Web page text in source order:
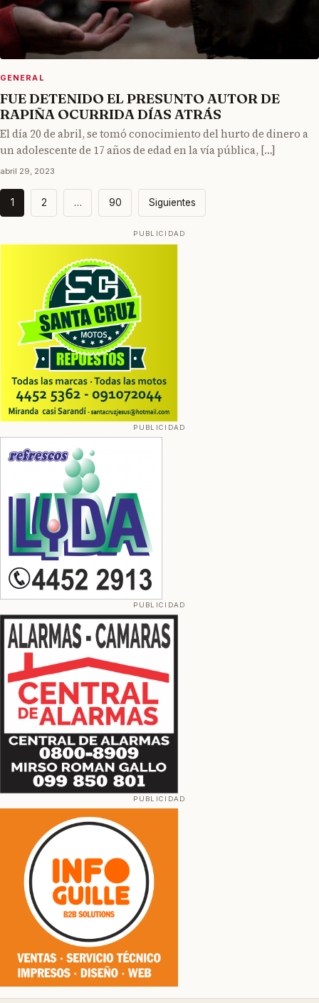
GENERAL
FUE DETENIDO EL PRESUNTO AUTOR DE
RAPIÑA OCURRIDA DÍAS ATRÁS
El día 20 de abril, se tomó conocimiento del hurto de dinero a
un adolescente de 17 años de edad en la vía pública, […]
abril 29, 2023
Paginación
de
entradas
1 2 … 90 Siguientes